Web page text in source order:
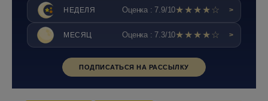
НЕДЕЛЯ Оценка : 7.9/10★★★★☆ >
МЕСЯЦ Оценка : 7.3/10★★★★☆ >
ПОДПИСАТЬСЯ НА РАССЫЛКУ